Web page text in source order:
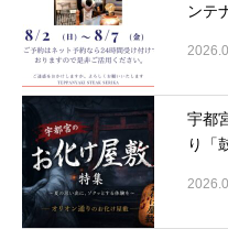
ンテ
宇都
り「